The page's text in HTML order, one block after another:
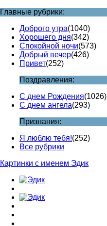
Главные рубрики:
Доброго утра(1040)
Хорошего дня(342)
Спокойной ночи(573)
Добрый вечер(426)
Привет(252)
Поздравления:
С днем Рождения(1026)
С днем ангела(293)
Признания:
Я люблю тебя!(252)
Все рубрики
Картинки с именем Эдик